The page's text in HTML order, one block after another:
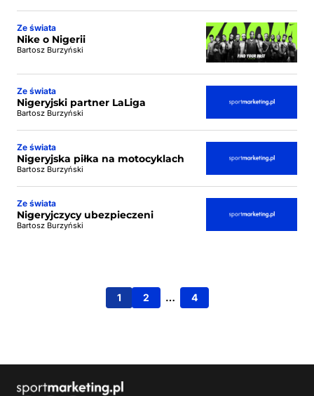
Ze świata
Nike o Nigerii
Bartosz Burzyński
Ze świata
Nigeryjski partner LaLiga
Bartosz Burzyński
Ze świata
Nigeryjska piłka na motocyklach
Bartosz Burzyński
Ze świata
Nigeryjczycy ubezpieczeni
Bartosz Burzyński
1 2 … 4